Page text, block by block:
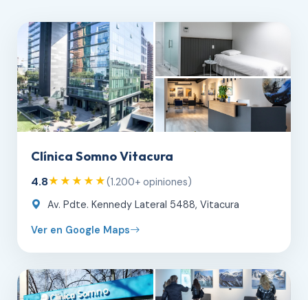
Clínica Somno Vitacura
4.8★★★★★(1.200+ opiniones)
Av. Pdte. Kennedy Lateral 5488, Vitacura
Ver en Google Maps